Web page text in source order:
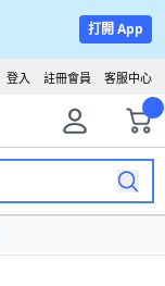
打開 App
客服中心
註冊會員
登入